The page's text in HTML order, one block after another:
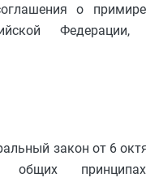
о
закон от 6
принципах